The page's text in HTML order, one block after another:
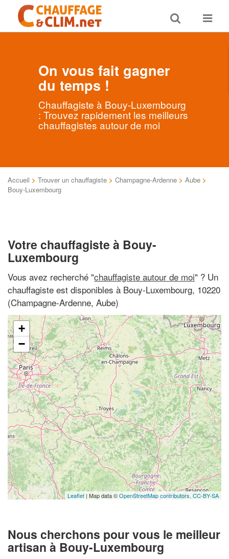
Toggle
search
Toggle
On vous fait gagner
du temps !
Chauffagiste à Bouy-Luxembourg
: Trouvez rapidement les meilleurs
chauffagistes autour de moi
Accueil > Trouver un chauffagiste > Champagne-Ardenne > Aube >
Bouy-Luxembourg
Votre chauffagiste à Bouy-
Luxembourg
Vous avez recherché "chauffagiste autour de moi" ? Un
chauffagiste est disponibles à Bouy-Luxembourg, 10220
(Champagne-Ardenne, Aube)
+
−
Leaflet | Map data ©OpenStreetMap contributors, CC-BY-SA
Nous cherchons pour vous le meilleur
artisan à Bouy-Luxembourg